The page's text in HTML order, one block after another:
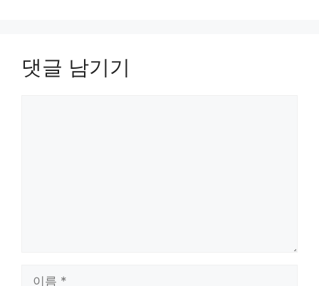
댓글 남기기